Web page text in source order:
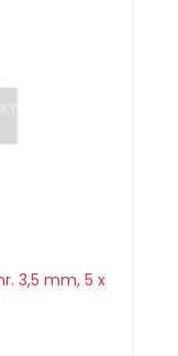
3,5 mm, 5 x